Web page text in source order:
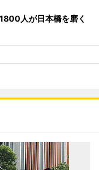
人が日本橋を磨く